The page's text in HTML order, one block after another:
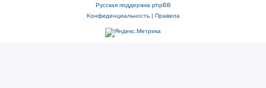
Русская поддержка phpBB
Конфиденциальность| Правила